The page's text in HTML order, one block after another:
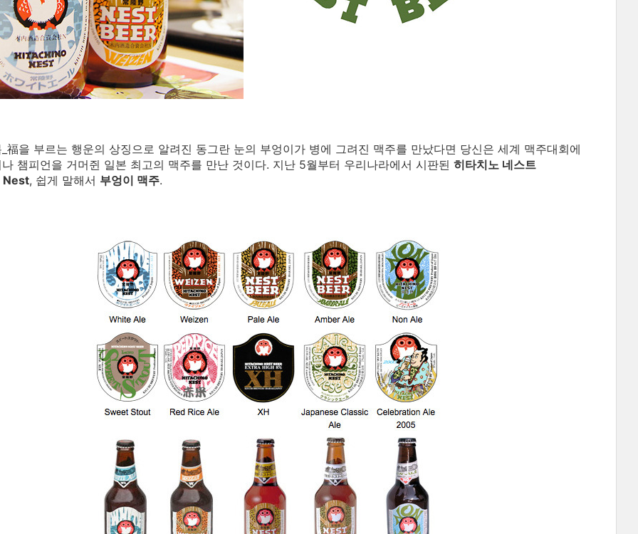
福을 부르는 행운의 상징으로 알려진 동그란 눈의 부엉이가 병에 그려진 맥주를 만났다면 당신은 세계 맥주대회에
챔피언을 거머쥔 일본 최고의 맥주를 만난 것이다. 지난 5월부터 우리나라에서 시판된 히타치노 네스트
Nest, 쉽게 말해서 부엉이 맥주.